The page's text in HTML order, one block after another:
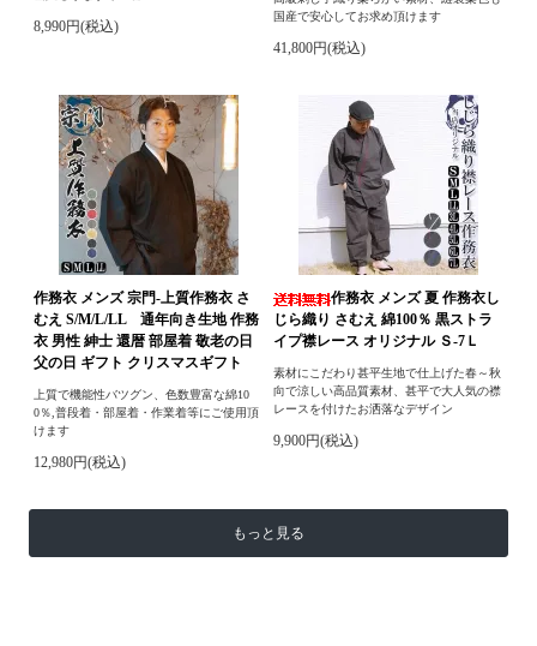
8,990円(税込)
国産で安心してお求め頂けます
41,800円(税込)
作務衣 メンズ 宗門-上質作務衣 さ
むえ S/M/L/LL 通年向き生地 作務
衣 男性 紳士 還暦 部屋着 敬老の日
父の日 ギフト クリスマスギフト
上質で機能性バツグン、色数豊富な綿10
0％,普段着・部屋着・作業着等にご使用頂
けます
12,980円(税込)
作務衣 メンズ 夏 作務衣し
じら織り さむえ 綿100％ 黒ストラ
イプ襟レース オリジナル Ｓ-7Ｌ
素材にこだわり甚平生地で仕上げた春～秋
向で涼しい高品質素材、甚平で大人気の襟
レースを付けたお洒落なデザイン
9,900円(税込)
もっと見る